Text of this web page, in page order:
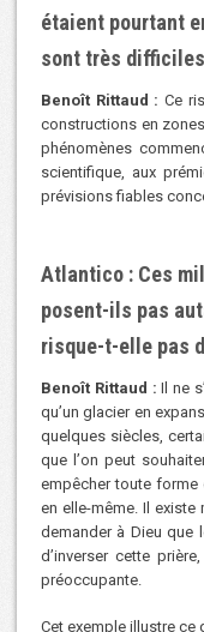
étaient pourtant
sont très
Benoît Rittaud :Ce
constructions en
phénomènes
scientifique, aux
prévisions fiables
Atlantico : Ces
posent-ils pas
risque-t-elle pas
Benoît Rittaud :Il ne
quʼun glacier en
quelques siècles,
que lʼon peut
empêcher toute forme
en elle-même. Il
demander à Dieu que
dʼinverser cette
préoccupante.
Cet exemple illustre ce